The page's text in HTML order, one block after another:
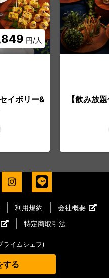
する
円/人
イボリー&
【飲み放
利用規約
会社概要
特定商取引法
ライムシェフ)